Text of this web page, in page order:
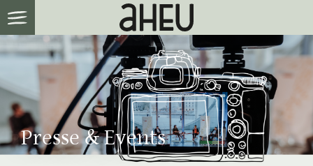
Presse & Events